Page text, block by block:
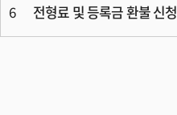
6 전형료 및 등록금 환불 신청